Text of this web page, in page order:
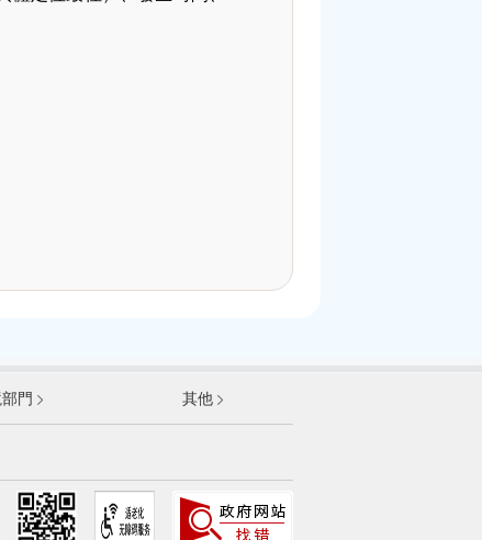
源和社會保障部
城鄉建設部
門 其他